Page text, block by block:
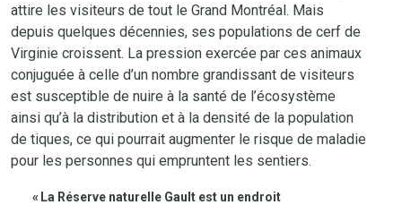
attire les visiteurs de tout le Grand Montréal. Mais
depuis quelques décennies, ses populations de cerf de
Virginie croissent. La pression exercée par ces animaux
conjuguée à celle d’un nombre grandissant de visiteurs
est susceptible de nuire à la santé de l’écosystème
ainsi qu’à la distribution et à la densité de la population
de tiques, ce qui pourrait augmenter le risque de maladie
pour les personnes qui empruntent les sentiers.
« La Réserve naturelle Gault est un endroit